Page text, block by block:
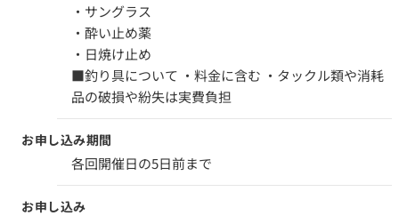
・サングラス
・酔い止め薬
・日焼け止め
■釣り具について ・料金に含む ・タックル類や消耗
品の破損や紛失は実費負担
お申し込み期間
各回開催日の5日前まで
お申し込み